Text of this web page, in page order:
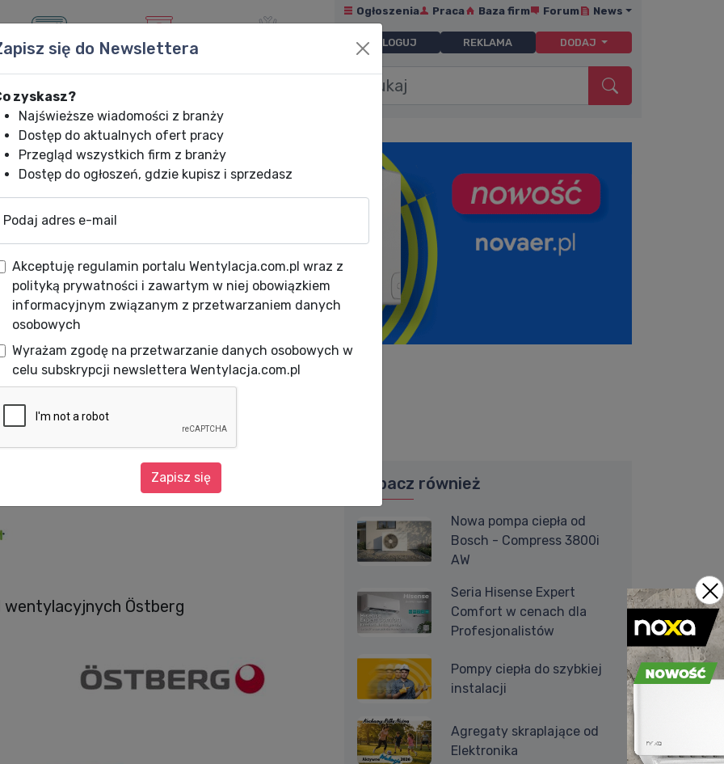
KLIMATYZACJA OGRZEWANIE
Ogłoszenia Praca Baza firm Forum News
ZALOGUJ REKLAMA DODAJ
Cennik produktowy Östberg 2026
Östberg 2026
Östberg
Zobacz również
Nowa pompa ciepła od
Bosch - Compress 3800i
AW
Seria Hisense Expert
Comfort w cenach dla
Profesjonalistów
Pompy ciepła do szybkiej
instalacji
Agregaty skraplające od
Elektronika
się do Newslettera
zyskasz?
Najświeższe wiadomości z branży
Dostęp do aktualnych ofert pracy
Przegląd wszystkich firm z branży
Dostęp do ogłoszeń, gdzie kupisz i sprzedasz
Podaj adres e-mail
Akceptuję regulamin portalu Wentylacja.com.pl wraz z
polityką prywatności i zawartym w niej obowiązkiem
informacyjnym związanym z przetwarzaniem danych
osobowych
Wyrażam zgodę na przetwarzanie danych osobowych w
celu subskrypcji newslettera Wentylacja.com.pl
Zapisz się